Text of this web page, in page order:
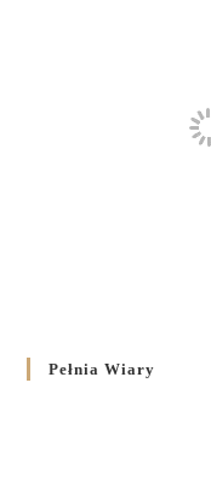
Pełnia Wiary